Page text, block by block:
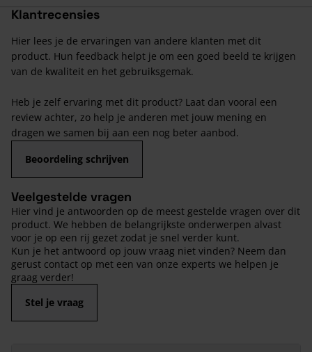
Klantrecensies
Hier lees je de ervaringen van andere klanten met dit
product. Hun feedback helpt je om een goed beeld te krijgen
van de kwaliteit en het gebruiksgemak.
Heb je zelf ervaring met dit product? Laat dan vooral een
review achter, zo help je anderen met jouw mening en
dragen we samen bij aan een nog beter aanbod.
Beoordeling schrijven
Veelgestelde vragen
Hier vind je antwoorden op de meest gestelde vragen over dit
product. We hebben de belangrijkste onderwerpen alvast
voor je op een rij gezet zodat je snel verder kunt.
Kun je het antwoord op jouw vraag niet vinden? Neem dan
gerust contact op met een van onze experts we helpen je
graag verder!
Stel je vraag